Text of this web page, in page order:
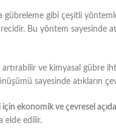
gübreleme gibi çeşitli
Bu yöntem
artırabilir ve kimyasal gübre
sayesinde atıkların
ekonomik ve çevresel
elde edilir.